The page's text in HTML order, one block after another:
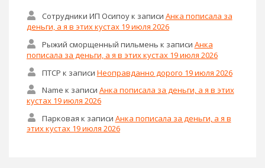
Сотрудники ИП Осипоук записи Анка пописала за
деньги, а я в этих кустах 19 июля 2026
Рыжий сморщенный пильмень к записи Анка
пописала за деньги, а я в этих кустах 19 июля 2026
ПТСР к записи Неоправданно дорого 19 июля 2026
Name к записи Анка пописала за деньги, а я в этих
кустах 19 июля 2026
Парковая к записи Анка пописала за деньги, а я в
этих кустах 19 июля 2026